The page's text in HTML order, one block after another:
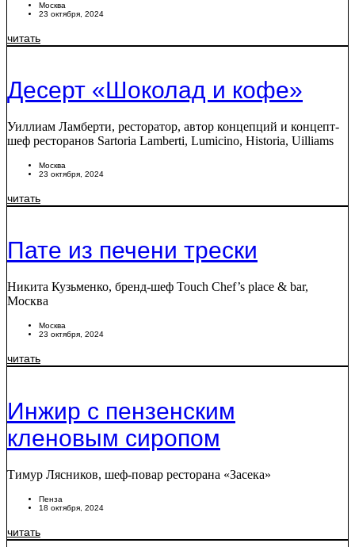
Москва
23 октября, 2024
читать
Десерт «Шоколад и кофе»
Уиллиам Ламберти, ресторатор, автор концепций и концепт-
шеф ресторанов Sartoria Lamberti, Lumicino, Historia, Uilliams
Москва
23 октября, 2024
читать
Пате из печени трески
Никита Кузьменко, бренд-шеф Touch Chef’s place & bar,
Москва
Москва
23 октября, 2024
читать
Инжир с пензенским
кленовым сиропом
Тимур Лясников, шеф-повар ресторана «Засека»
Пенза
18 октября, 2024
читать